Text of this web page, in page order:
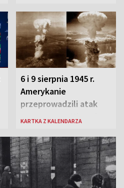
6 i 9 sierpnia 1945 r.
Amerykanie
przeprowadzili atak
atomowy na Hiroszimę
KARTKA Z KALENDARZA